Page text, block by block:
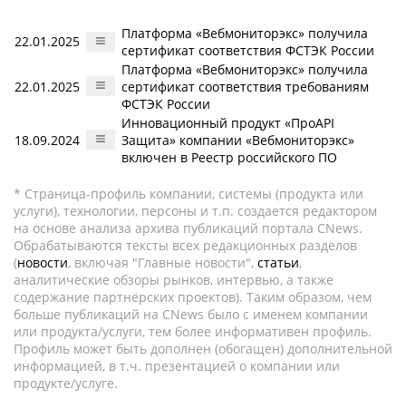
22.01.2025
Платформа «Вебмониторэкс» получила
сертификат соответствия ФСТЭК России
22.01.2025
Платформа «Вебмониторэкс» получила
сертификат соответствия требованиям
ФСТЭК России
18.09.2024
Инновационный продукт «ПроAPI
Защита» компании «Вебмониторэкс»
включен в Реестр российского ПО
* Страница-профиль компании, системы (продукта или
услуги), технологии, персоны и т.п. создается редактором
на основе анализа архива публикаций портала CNews.
Обрабатываются тексты всех редакционных разделов
(новости, включая "Главные новости", статьи,
аналитические обзоры рынков, интервью, а также
содержание партнёрских проектов). Таким образом, чем
больше публикаций на CNews было с именем компании
или продукта/услуги, тем более информативен профиль.
Профиль может быть дополнен (обогащен) дополнительной
информацией, в т.ч. презентацией о компании или
продукте/услуге.